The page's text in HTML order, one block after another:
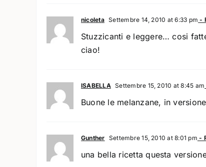
nicoleta Settembre 14, 2010 at 6:33 pm -
Stuzzicanti e leggere… cosi
ciao!
ISABELLA Settembre 15, 2010 at 8:45 am
Buone le melanzane, in
Gunther Settembre 15, 2010 at 8:01 pm -
una bella ricetta questa